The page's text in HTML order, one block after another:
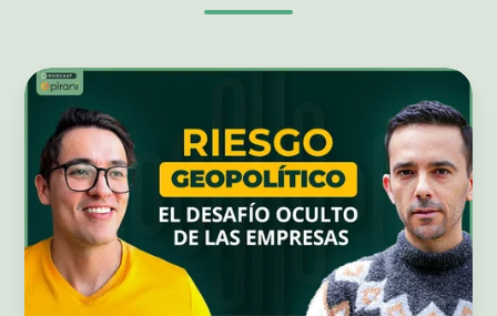
Cómo
entender
riesgo
geopolítico
en
los
negocios